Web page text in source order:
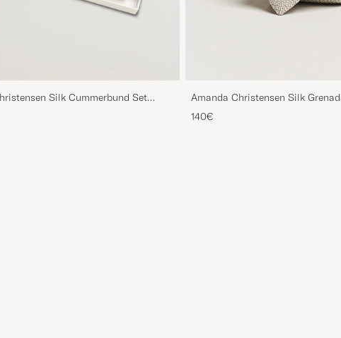
Silk Cummerbund Set
Amanda Christensen Silk
Beige
140€